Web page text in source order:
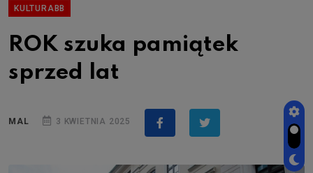
KULTURABB
ROK szuka pamiątek
sprzed lat
MAL 3 KWIETNIA 2025